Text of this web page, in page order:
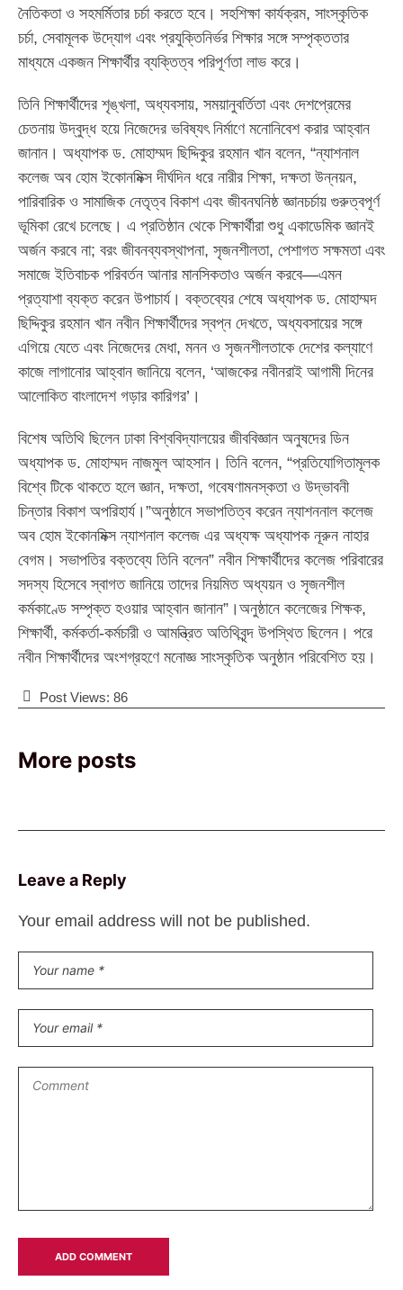
নৈতিকতা ও সহমর্মিতার চর্চা করতে হবে। সহশিক্ষা কার্যক্রম, সাংস্কৃতিক
চর্চা, সেবামূলক উদ্যোগ এবং প্রযুক্তিনির্ভর শিক্ষার সঙ্গে সম্পৃক্ততার
মাধ্যমে একজন শিক্ষার্থীর ব্যক্তিত্ব পরিপূর্ণতা লাভ করে।
তিনি শিক্ষার্থীদের শৃঙ্খলা, অধ্যবসায়, সময়ানুবর্তিতা এবং দেশপ্রেমের
চেতনায় উদ্বুদ্ধ হয়ে নিজেদের ভবিষ্যৎ নির্মাণে মনোনিবেশ করার আহ্বান
জানান। অধ্যাপক ড. মোহাম্মদ ছিদ্দিকুর রহমান খান বলেন, “ন্যাশনাল
কলেজ অব হোম ইকোনমিক্স দীর্ঘদিন ধরে নারীর শিক্ষা, দক্ষতা উন্নয়ন,
পারিবারিক ও সামাজিক নেতৃত্ব বিকাশ এবং জীবনঘনিষ্ঠ জ্ঞানচর্চায় গুরুত্বপূর্ণ
ভূমিকা রেখে চলেছে। এ প্রতিষ্ঠান থেকে শিক্ষার্থীরা শুধু একাডেমিক জ্ঞানই
অর্জন করবে না; বরং জীবনব্যবস্থাপনা, সৃজনশীলতা, পেশাগত সক্ষমতা এবং
সমাজে ইতিবাচক পরিবর্তন আনার মানসিকতাও অর্জন করবে—এমন
প্রত্যাশা ব্যক্ত করেন উপাচার্য। বক্তব্যের শেষে অধ্যাপক ড. মোহাম্মদ
ছিদ্দিকুর রহমান খান নবীন শিক্ষার্থীদের স্বপ্ন দেখতে, অধ্যবসায়ের সঙ্গে
এগিয়ে যেতে এবং নিজেদের মেধা, মনন ও সৃজনশীলতাকে দেশের কল্যাণে
কাজে লাগানোর আহ্বান জানিয়ে বলেন, ‘আজকের নবীনরাই আগামী দিনের
আলোকিত বাংলাদেশ গড়ার কারিগর’।
বিশেষ অতিথি ছিলেন ঢাকা বিশ্ববিদ্যালয়ের জীববিজ্ঞান অনুষদের ডিন
অধ্যাপক ড. মোহাম্মদ নাজমুল আহসান। তিনি বলেন, “প্রতিযোগিতামূলক
বিশ্বে টিকে থাকতে হলে জ্ঞান, দক্ষতা, গবেষণামনস্কতা ও উদ্ভাবনী
চিন্তার বিকাশ অপরিহার্য।”অনুষ্ঠানে সভাপতিত্ব করেন ন্যাশননাল কলেজ
অব হোম ইকোনমিক্স ন্যাশনাল কলেজ এর অধ্যক্ষ অধ্যাপক নূরুন নাহার
বেগম। সভাপতির বক্তব্যে তিনি বলেন” নবীন শিক্ষার্থীদের কলেজ পরিবারের
সদস্য হিসেবে স্বাগত জানিয়ে তাদের নিয়মিত অধ্যয়ন ও সৃজনশীল
কর্মকাণ্ডে সম্পৃক্ত হওয়ার আহ্বান জানান”।অনুষ্ঠানে কলেজের শিক্ষক,
শিক্ষার্থী, কর্মকর্তা-কর্মচারী ও আমন্ত্রিত অতিথিবৃন্দ উপস্থিত ছিলেন। পরে
নবীন শিক্ষার্থীদের অংশগ্রহণে মনোজ্ঞ সাংস্কৃতিক অনুষ্ঠান পরিবেশিত হয়।
Post Views: 86
More posts
Leave a Reply
Your email address will not be published.